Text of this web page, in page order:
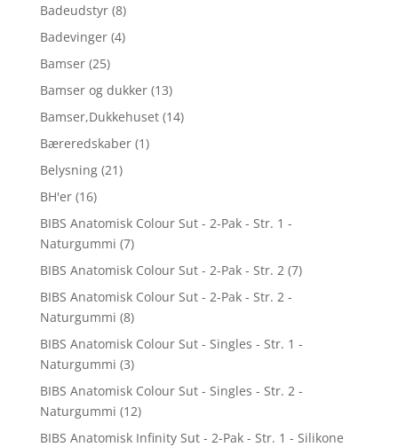
Badeudstyr (8)
Badevinger (4)
Bamser (25)
Bamser og dukker (13)
Bamser,Dukkehuset (14)
Bæreredskaber (1)
Belysning (21)
BH'er (16)
BIBS Anatomisk Colour Sut - 2-Pak - Str. 1 -
Naturgummi (7)
BIBS Anatomisk Colour Sut - 2-Pak - Str. 2 (7)
BIBS Anatomisk Colour Sut - 2-Pak - Str. 2 -
Naturgummi (8)
BIBS Anatomisk Colour Sut - Singles - Str. 1 -
Naturgummi (3)
BIBS Anatomisk Colour Sut - Singles - Str. 2 -
Naturgummi (12)
BIBS Anatomisk Infinity Sut - 2-Pak - Str. 1 - Silikone